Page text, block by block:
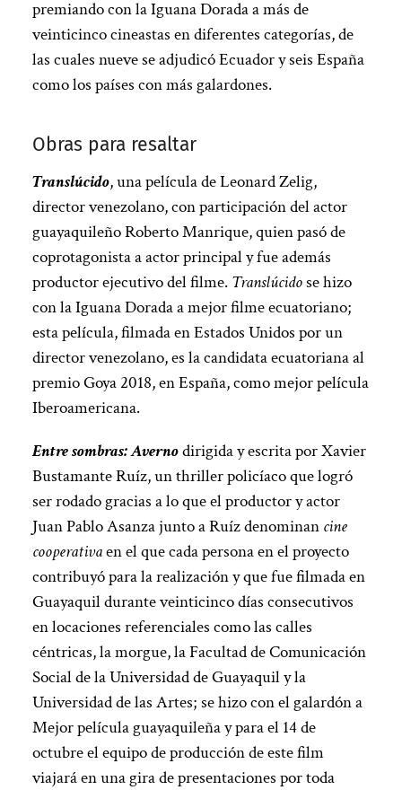
premiando con la Iguana Dorada a más de
veinticinco cineastas en diferentes categorías, de
las cuales nueve se adjudicó Ecuador y seis España
como los países con más galardones.
Obras para resaltar
Translúcido, una película de Leonard Zelig,
director venezolano, con participación del actor
guayaquileño Roberto Manrique, quien pasó de
coprotagonista a actor principal y fue además
productor ejecutivo del filme. Translúcidose hizo
con la Iguana Dorada a mejor filme ecuatoriano;
esta película, filmada en Estados Unidos por un
director venezolano, es la candidata ecuatoriana al
premio Goya 2018, en España, como mejor película
Iberoamericana.
Entre sombras: Avernodirigida y escrita por Xavier
Bustamante Ruíz, un thriller policíaco que logró
ser rodado gracias a lo que el productor y actor
Juan Pablo Asanza junto a Ruíz denominan cine
cooperativaen el que cada persona en el proyecto
contribuyó para la realización y que fue filmada en
Guayaquil durante veinticinco días consecutivos
en locaciones referenciales como las calles
céntricas, la morgue, la Facultad de Comunicación
Social de la Universidad de Guayaquil y la
Universidad de las Artes; se hizo con el galardón a
Mejor película guayaquileña y para el 14 de
octubre el equipo de producción de este film
viajará en una gira de presentaciones por toda